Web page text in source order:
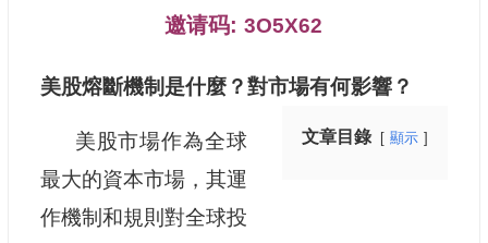
邀请码:3O5X62
美股熔斷機制是什麼？對市場有何影響？
文章目錄 顯示
美股市場作為全球
最大的資本市場，其運
作機制和規則對全球投